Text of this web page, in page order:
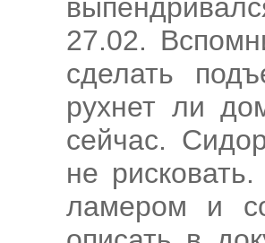
27.02.
сделать
рухнет ли
сейчас.
не
ламером и